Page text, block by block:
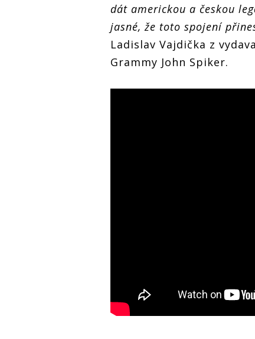
dát americkou a českou
jasné, že toto spojení
Ladislav Vajdička z
Grammy John Spiker.